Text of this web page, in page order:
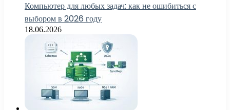
Компьютер для любых задач: как не ошибиться с
выбором в 2026 году
18.06.2026